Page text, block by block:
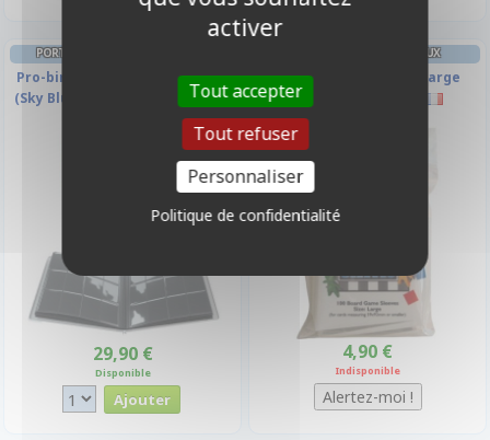
PORTFOLIO PROBINDER - 12 CASES
Pro-binder - Eclipse -Bleu Clair
(Sky Blue) - 480 Cases (20 Pages
29,90 €
Disponible
PROTÈGES CARTES SPÉCIAUX
Board Game Sleeves Large
(59x92mm) par 100
4,90 €
Indisponible
activer
Tout accepter
Tout refuser
Personnaliser
Politique de confidentialité